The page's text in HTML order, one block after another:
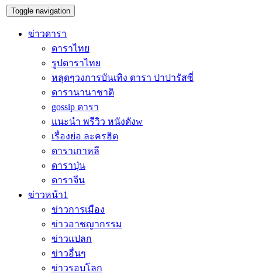
Toggle navigation
ข่าวดารา
ดาราไทย
รูปดาราไทย
หลุดๆวงการบันเทิง ดารา ปาปารัสซี่
ดารานานาชาติ
gossip ดารา
แนะนำ พรีวิว หนังดังw
เรื่องย่อ ละครฮิต
ดาราเกาหลี
ดาราปุ่น
ดาราจีน
ข่าวหน้า1
ข่าวการเมือง
ข่าวอาชญากรรม
ข่าวแปลก
ข่าวอื่นๆ
ข่าวรอบโลก